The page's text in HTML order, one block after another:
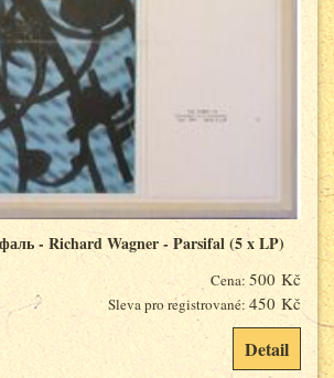
- Richard Wagner - Parsifal (5 x LP)
Cena: 500 Kč
Sleva pro registrované: 450 Kč
Detail